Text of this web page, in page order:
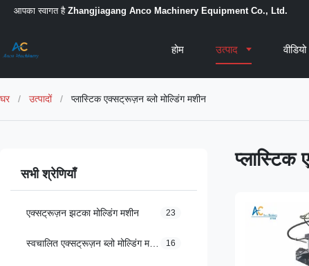
आपका स्वागत है Zhangjiagang Anco Machinery Equipment Co., Ltd.
होम उत्पाद वीडियो
घर / उत्पादों / प्लास्टिक एक्सट्रूज़न ब्लो मोल्डिंग मशीन
सभी श्रेणियाँ
एक्सट्रूज़न झटका मोल्डिंग मशीन 23
स्वचालित एक्सट्रूज़न ब्लो मोल्डिंग मशीन 16
प्लास्टिक